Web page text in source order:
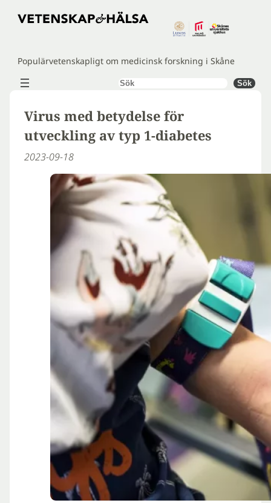
Hoppa
Populärvetenskapligt om medicinsk forskning i Skåne
Sök Sök
Virus med betydelse för
utveckling av typ 1-diabetes
2023-09-18